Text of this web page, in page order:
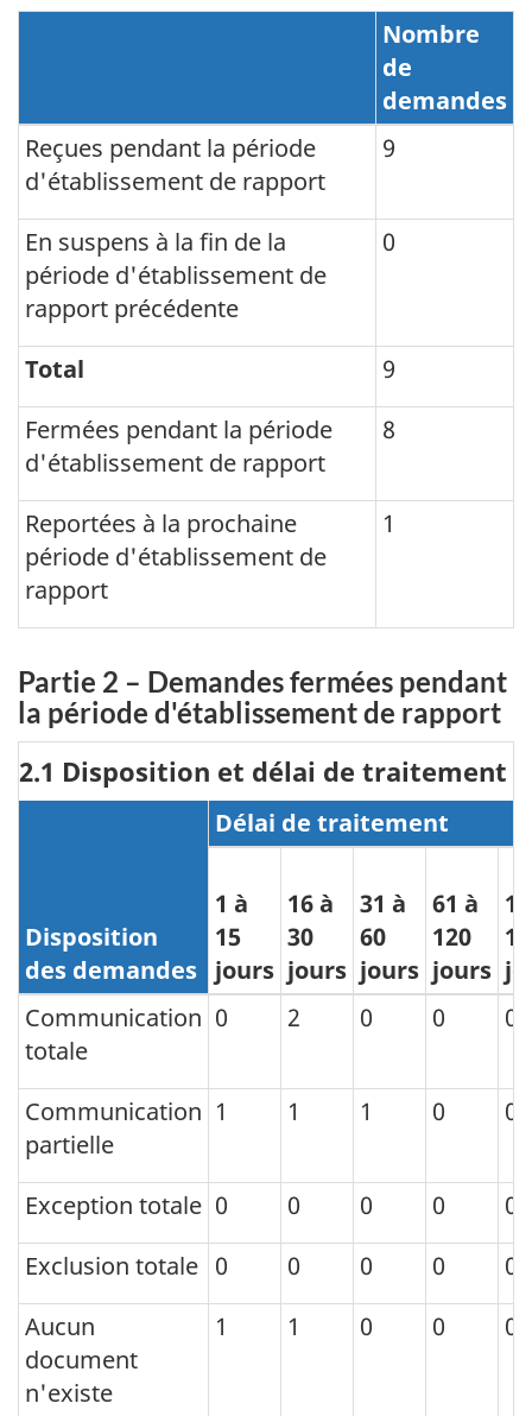
Type
de
demande
Nombre
de
demandes
Reçues pendant la période
d'établissement de rapport
9
En suspens à la fin de la
période d'établissement de
rapport précédente
0
Total
9
Fermées pendant la période
d'établissement de rapport
8
Reportées à la prochaine
période d'établissement de
rapport
1
Partie 2 – Demandes fermées pendant
la période d'établissement de rapport
2.1 Disposition et délai de traitement
Disposition
des demandes
Délai de traitement
1 à
15
jours
16 à
30
jours
31 à
60
jours
61 à
120
jours
Communication
totale
0 2 0 0 0
Communication
partielle
1 1 1 0 0
Exception totale 0 0 0 0
0
Exclusion totale 0 0 0 0
0
Aucun
document
n'existe
1 1 0 0 0